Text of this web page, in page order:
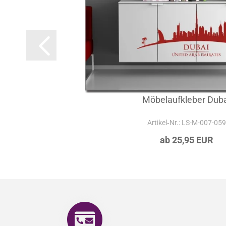
Möbelaufkleber
Artikel‑Nr.: LS-M-007-059
ab 25,95 EUR